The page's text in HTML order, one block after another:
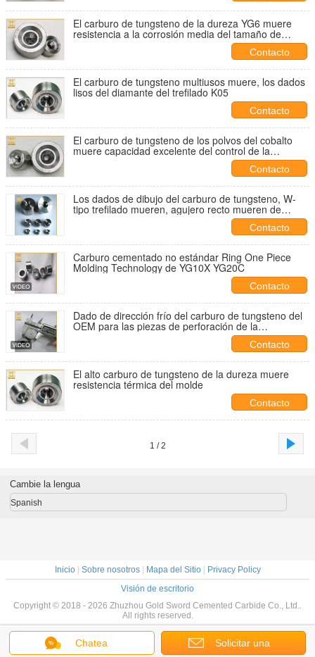
El carburo de tungsteno de la dureza YG6 muere
resistencia a la corrosión media del tamaño de
Contacto
El carburo de tungsteno multiusos muere, los dados
lisos del diamante del trefilado K05
Contacto
El carburo de tungsteno de los polvos del cobalto
muere capacidad excelente del control de la
Contacto
Los dados de dibujo del carburo de tungsteno, W-
tipo trefilado mueren, agujero recto mueren de
Contacto
Carburo cementado no estándar Ring One Piece
Molding Technology de YG10X YG20C
Contacto
Dado de dirección frío del carburo de tungsteno del
OEM para las piezas de perforación de la
Contacto
El alto carburo de tungsteno de la dureza muere
resistencia térmica del molde
Contacto
1 / 2
Chatea Solicitar una
Cambie la lengua
Spanish
Inicio| Sobre nosotros| Mapa del Sitio|
Privacy Policy
Visión de escritorio
Copyright © 2018 - 2026 Zhuzhou Gold Sword Cemented Carbide Co., Ltd..
All rights reserved.